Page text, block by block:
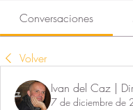
Conversaciones
Volver
Ivan del Caz |
7 de diciembre de